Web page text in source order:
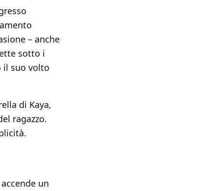
– anche
sotto i
il suo volto
di Kaya,
ragazzo.
un